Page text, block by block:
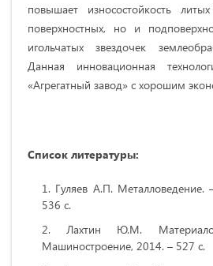
повышает износостойкость
поверхностных, но и
игольчатых звездочек
Данная инновационная
«Агрегатный завод» с хорошим
Список литературы:
Гуляев А.П.
536 с.
Лахтин Ю.М.
Машиностроение, 2014. – 527 с.